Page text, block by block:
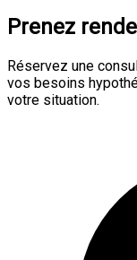
Prenez
Réservez une
vos besoins
votre situation.